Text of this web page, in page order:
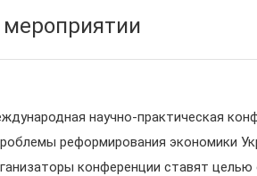
научно-практическая
реформирования экономики
конференции ставят